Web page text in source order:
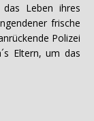
Leben ihres
frische
Polizei
Eltern, um das